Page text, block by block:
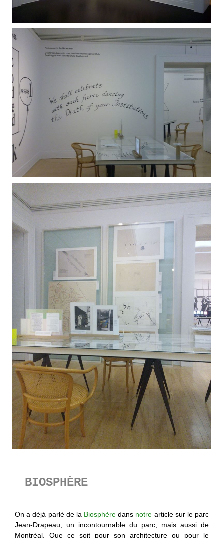
BIOSPHÈRE
On a déjà parlé de la Biosphèredans notre articlesur le parc
Jean-Drapeau, un incontournable du parc, mais aussi de
Montréal. Que ce soit pour son architecture ou pour le